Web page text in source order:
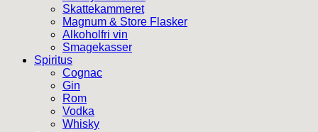
Skattekammeret
Magnum & Store Flasker
Alkoholfri vin
Smagekasser
Spiritus
Cognac
Gin
Rom
Vodka
Whisky